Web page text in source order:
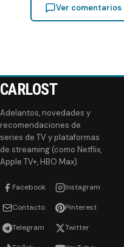
Ver comentarios
CARLOST
Adelantos, novedades y
recomendaciones de
series de TV y plataformas
de streaming (como Netflix,
Apple TV+, HBO Max).
Facebook Instagram
Contacto Pinterest
Telegram Twitter